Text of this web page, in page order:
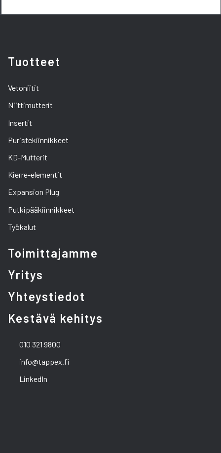
Tuotteet
Vetoniitit
Niittimutterit
Insertit
Puristekiinnikkeet
KD-Mutterit
Kierre-elementit
Expansion Plug
Putkipääkiinnikkeet
Työkalut
Toimittajamme
Yritys
Yhteystiedot
Kestävä kehitys
010 321 9800
info@tappex.fi
LinkedIn